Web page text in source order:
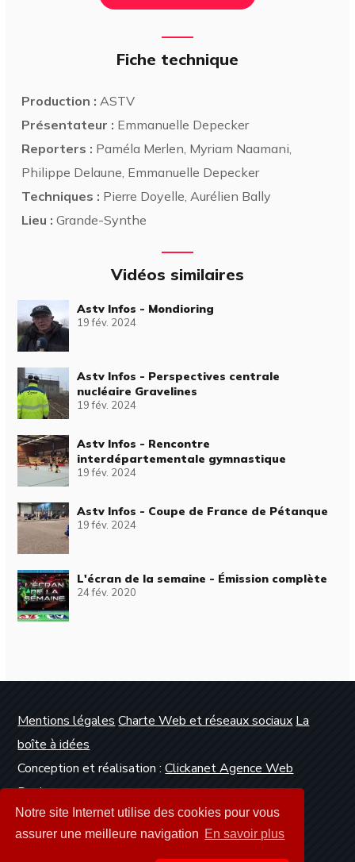
Notre site Internet utilise des cookies pour vous
assurer une meilleure navigation En savoir plus
Fiche technique
Production : ASTV
Présentateur : Emmanuelle Depecker
Reporters : Paméla Merlen, Myriam Naamani,
Philippe Delaune, Emmanuelle Depecker
Techniques : Pierre Doyelle, Aurélien Bally
Lieu : Grande-Synthe
Vidéos similaires
Astv Infos - Mondioring
19 fév. 2024
Astv Infos - Perspectives centrale
nucléaire Gravelines
19 fév. 2024
Astv Infos - Rencontre
interdépartementale gymnastique
19 fév. 2024
Astv Infos - Coupe de France de Pétanque
19 fév. 2024
L'écran de la semaine - Émission complète
24 fév. 2020
Mentions légales Charte Web et réseaux sociaux La
boîte à idées
Conception et réalisation :Clickanet Agence Web
Dunkerque